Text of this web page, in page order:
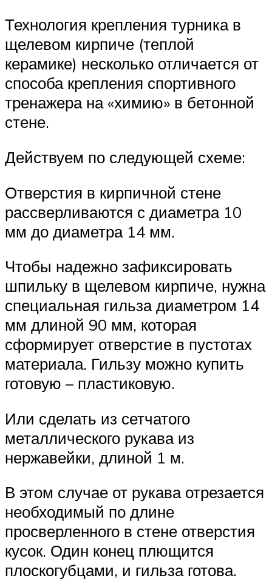
Технология крепления турника в
щелевом кирпиче (теплой
керамике) несколько отличается от
способа крепления спортивного
тренажера на «химию» в бетонной
стене.
Действуем по следующей схеме:
Отверстия в кирпичной стене
рассверливаются с диаметра 10
мм до диаметра 14 мм.
Чтобы надежно зафиксировать
шпильку в щелевом кирпиче, нужна
специальная гильза диаметром 14
мм длиной 90 мм, которая
сформирует отверстие в пустотах
материала. Гильзу можно купить
готовую – пластиковую.
Или сделать из сетчатого
металлического рукава из
нержавейки, длиной 1 м.
В этом случае от рукава отрезается
необходимый по длине
просверленного в стене отверстия
кусок. Один конец плющится
плоскогубцами, и гильза готова.